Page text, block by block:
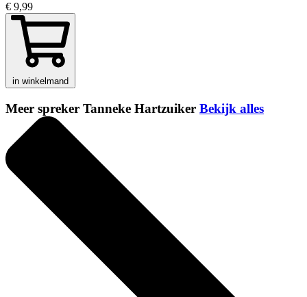
€ 9,99
in winkelmand
Meer spreker Tanneke Hartzuiker Bekijk alles